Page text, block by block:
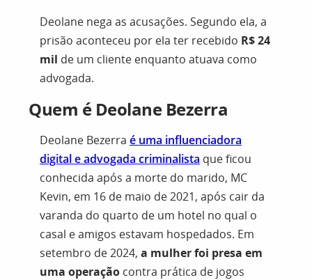
Deolane nega as acusações. Segundo ela, a
prisão aconteceu por ela ter recebido R$ 24
mil de um cliente enquanto atuava como
advogada.
Quem é Deolane Bezerra
Deolane Bezerra é uma influenciadora
digital e advogada criminalista que ficou
conhecida após a morte do marido, MC
Kevin, em 16 de maio de 2021, após cair da
varanda do quarto de um hotel no qual o
casal e amigos estavam hospedados. Em
setembro de 2024, a mulher foi presa em
uma operação contra prática de jogos